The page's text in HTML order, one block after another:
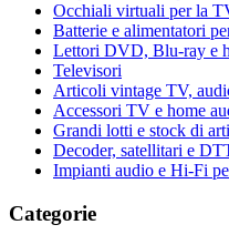
Occhiali virtuali per la
Batterie e alimentatori
Lettori DVD, Blu-ray e
Televisori
Articoli vintage TV,
Accessori TV e home
Grandi lotti e stock di
Decoder, satellitari e
Impianti audio e Hi-Fi
Categorie